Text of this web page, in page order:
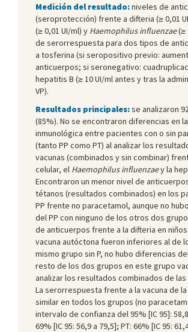
Medición del resultado:niveles de
(seroprotección) frente a difteria (≥ 0,01
(≥ 0,01 UI/ml) y Haemophilus influenzae(≥
de serorrespuesta para dos tipos de
a tosferina (si seropositivo previo:
anticuerpos; si seronegativo:
hepatitis B (≥ 10 UI/ml antes y tras la
VP).
Resultados principales:se analizaron
(85%). No se encontraron diferencias en
inmunológica entre pacientes con o sin
(tanto PP como PT) al analizar los
vacunas (combinados y sin combinar)
celular, el Haemophilus influenzaey la
Encontraron un menor nivel de
tétanos (resultados combinados) en los
PP frente no paracetamol, aunque no
del PP con ninguno de los otros dos
de anticuerpos frente a la difteria en niños
vacuna autóctona fueron inferiores al de
mismo grupo sin P, no hubo diferencias
resto de los dos grupos en este grupo
analizar los resultados combinados de las
La serorrespuesta frente a la vacuna de
similar en todos los grupos (no
intervalo de confianza del 95% [IC 95]:
69% [IC 95: 56,9 a 79,5]; PT: 66% [IC 95: